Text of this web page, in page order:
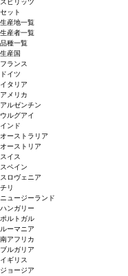
セット
生産地一覧
生産者一覧
品種一覧
生産国
フランス
ドイツ
イタリア
アメリカ
アルゼンチン
ウルグアイ
インド
オーストラリア
オーストリア
スイス
スペイン
スロヴェニア
チリ
ニュージーランド
ハンガリー
ポルトガル
ルーマニア
南アフリカ
ブルガリア
イギリス
ジョージア